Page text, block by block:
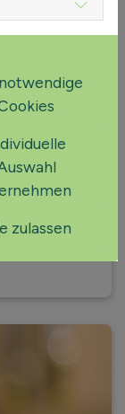
wir
Zum
zulassen